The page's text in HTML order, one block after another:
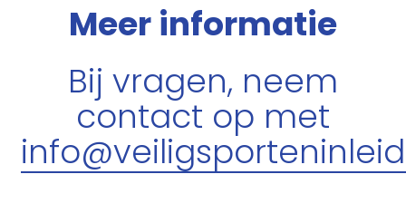
Meer informatie
Bij vragen, neem
contact op met